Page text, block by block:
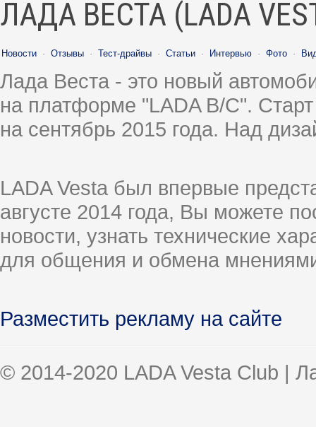
ЛАДА ВЕСТА (LADA
Новости · Отзывы · Тест-драйвы · Статьи · Интервью · Фото ·
Лада Веста - это новый
на платформе "LADA B/C".
на сентябрь 2015 года. Над
LADA Vesta был впервые
августе 2014 года, Вы можете
новости, узнать технические
для общения и обмена
Разместить рекламу на сайте
© 2014-2020 LADA Vesta Club |